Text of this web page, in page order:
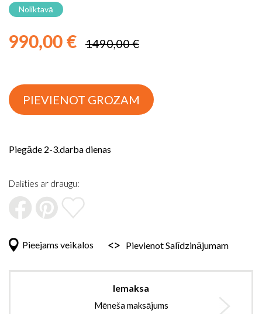
uz
galerijas
Noliktavā
990,00 € 1490,00 €
PIEVIENOT GROZAM
Piegāde 2-3.darba dienas
Dalīties ar draugu:
Pieejams veikalos Pievienot Salīdzinājumam
Iemaksa
Mēneša maksājums